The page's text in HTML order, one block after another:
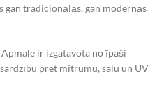
gan tradicionālās, gan modernās
Apmale ir izgatavota no īpaši
pret mitrumu, salu un UV